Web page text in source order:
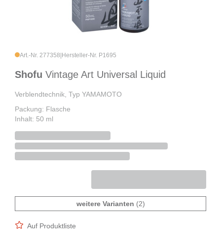
Art.-Nr. 277358 Hersteller-Nr. P1695
Shofu Vintage Art Universal Liquid
Verblendtechnik, Typ YAMAMOTO
Packung: Flasche
Inhalt: 50 ml
weitere Varianten (2)
Auf Produktliste